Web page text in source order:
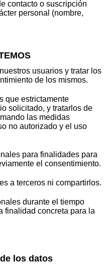
contacto o suscripción
personal (nombre,
usuarios y tratar los
de los mismos.
que estrictamente
solicitado, y tratarlos de
las medidas
no autorizado y el uso
para finalidades para
el consentimiento.
a terceros ni compartirlos.
durante el tiempo
finalidad concreta para la
los datos